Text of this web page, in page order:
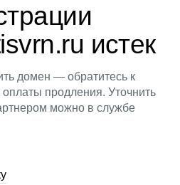
истек
домен — обратитесь к
продления. Уточнить
можно в службе